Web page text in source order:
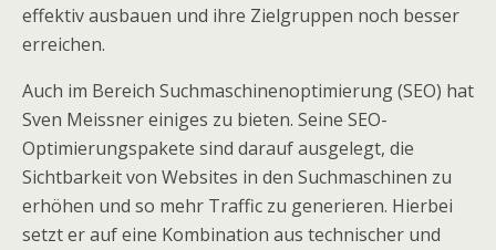
effektiv ausbauen und ihre Zielgruppen noch besser
erreichen.
Auch im Bereich Suchmaschinenoptimierung (SEO) hat
Sven Meissner einiges zu bieten. Seine SEO-
Optimierungspakete sind darauf ausgelegt, die
Sichtbarkeit von Websites in den Suchmaschinen zu
erhöhen und so mehr Traffic zu generieren. Hierbei
setzt er auf eine Kombination aus technischer und